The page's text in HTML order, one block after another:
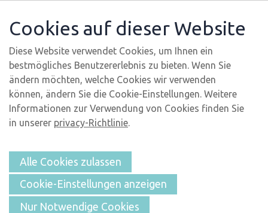
ÜBERSICHT
Cookies auf dieser Website
Diese Website verwendet Cookies, um Ihnen ein
bestmögliches Benutzererlebnis zu bieten. Wenn Sie
ändern möchten, welche Cookies wir verwenden
können, ändern Sie die Cookie-Einstellungen. Weitere
Informationen zur Verwendung von Cookies finden Sie
in unserer privacy-Richtlinie.
Alle Cookies zulassen
Cookie-Einstellungen anzeigen
Nur Notwendige Cookies